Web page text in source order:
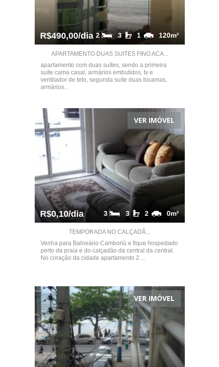
R$490,00/dia 120m²
1
3
2
APARTAMENTO DUAS SUITES FINO ACA...
apartamento com duas suítes, sendo a primeira
suíte cama casal, armários embutidos, tv e
ventilador de teto, segunda suíte duas bicamas,
armários...
VER IMÓVEL
R$0,10/dia 0m²
2
3
3
TEMPORADA NO CALÇADÃ...
Venha para Balneário Camboriú e fique hospedado
perto da praia e do calçadão da central da central.
No coração da cidade apartamento 2 ...
VER IMÓVEL